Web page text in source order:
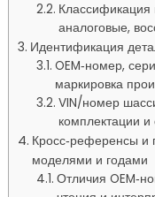
Классификация
аналоговые,
Идентификация
OEM‑номер,
маркировка
VIN/номер
комплектации
Кросс‑референсы и
моделями и годами
Отличия